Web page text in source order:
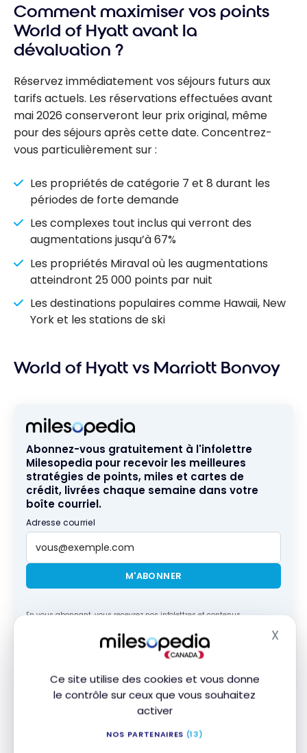
Ce site utilise des cookies et vous donne
le contrôle sur ceux que vous souhaitez
activer
NOS PARTENAIRES (13)
X
Comment maximiser vos points
World of Hyatt avant la
dévaluation ?
Réservez immédiatement vos séjours futurs aux
tarifs actuels. Les réservations effectuées avant
mai 2026 conserveront leur prix original, même
pour des séjours après cette date. Concentrez-
vous particulièrement sur :
Les propriétés de catégorie 7 et 8 durant les
périodes de forte demande
Les complexes tout inclus qui verront des
augmentations jusqu’à 67%
Les propriétés Miraval où les augmentations
atteindront 25 000 points par nuit
Les destinations populaires comme Hawaii, New
York et les stations de ski
World of Hyatt vs Marriott Bonvoy
Abonnez-vous gratuitement à l'infolettre
Milesopedia pour recevoir les meilleures
stratégies de points, miles et cartes de
crédit, livrées chaque semaine dans votre
boîte courriel.
Adresse courriel
M'ABONNER
En vous abonnant, vous recevrez nos infolettres et contenus
. Vous pouvez vous désabonner à tout moment.
Malgré cette dévaluation, les points World of Hyatt
conservent une valeur supérieure. Avec une valeur
de 2,4 cents CAD par point Hyatt contre 0,9 cent
l’équivalent de 360 $ à 840 $ CAD en points Hyatt,